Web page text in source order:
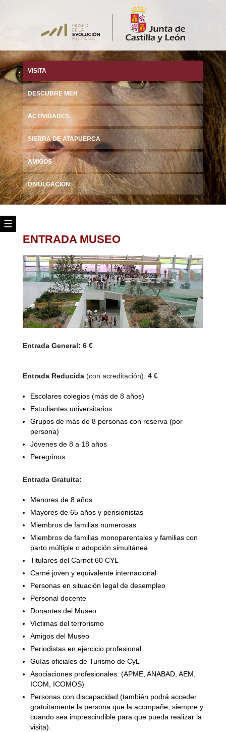
☰
VISITA
DESCUBRE MEH
ACTIVIDADES
SIERRA DE ATAPUERCA
AMIGOS
DIVULGACIÓN
ENTRADA MUSEO
Entrada General: 6 €
Entrada Reducida(con acreditación): 4 €
Escolares colegios (más de 8 años)
Estudiantes universitarios
Grupos de más de 8 personas con reserva (por
persona)
Jóvenes de 8 a 18 años
Peregrinos
Entrada Gratuita:
Menores de 8 años
Mayores de 65 años y pensionistas
Miembros de familias numerosas
Miembros de familias monoparentales y familias con
parto múltiple o adopción simultánea
Titulares del Carnet 60 CYL
Carné joven y equivalente internacional
Personas en situación legal de desempleo
Personal docente
Donantes del Museo
Víctimas del terrorismo
Amigos del Museo
Periodistas en ejercicio profesional
Guías oficiales de Turismo de CyL
Asociaciones profesionales: (APME, ANABAD, AEM,
ICOM, ICOMOS)
Personas con discapacidad (también podrá acceder
gratuitamente la persona que la acompañe, siempre y
cuando sea imprescindible para que pueda realizar la
visita).